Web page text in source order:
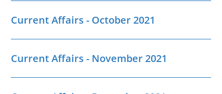
Current Affairs - October 2021
Current Affairs - November 2021